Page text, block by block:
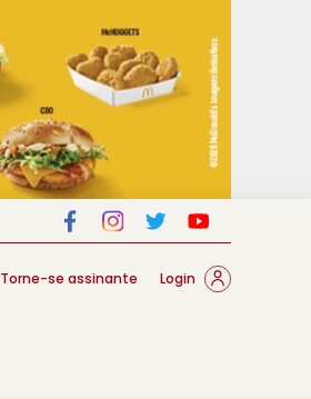
Torne-se assinante Login